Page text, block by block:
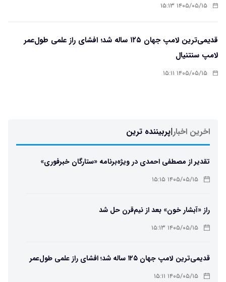
۱۴۰۵/۰۵/۱۵ ۱۵:۱۳
قدیمی‌ترین لامپ جهان ۱۲۵ ساله شد؛ افشای راز علمی طول‌عمر
لامپ سنتنیال
۱۴۰۵/۰۵/۱۵ ۱۵:۱۱
اخرین اخبار|پربیننده ترین
تقدیر از مصطفی احمدی در ویژه‌برنامه «ستارگان خبرفوری»
۱۴۰۵/۰۵/۱۵ ۱۵:۱۵
راز «آبشار خون» بعد از نیم‌قرن حل شد
۱۴۰۵/۰۵/۱۵ ۱۵:۱۳
قدیمی‌ترین لامپ جهان ۱۲۵ ساله شد؛ افشای راز علمی طول‌عمر
لامپ سنتنیال
۱۴۰۵/۰۵/۱۵ ۱۵:۱۱